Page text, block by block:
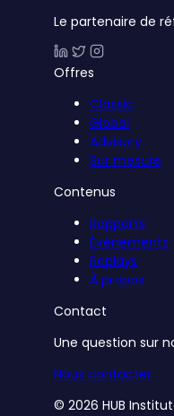
Le partenaire de
Offres
Classic
Global
Advisory
Sur mesure
Contenus
Rapports
Événements
Replays
À propos
Contact
Une question sur
Nous contacter
© 2026 HUB